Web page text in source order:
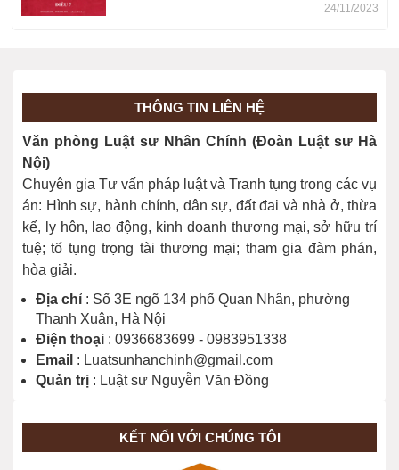
24/11/2023
Phân loại tội phạm (Điều 9)
THÔNG TIN LIÊN HỆ
Văn phòng Luật sư Nhân Chính (Đoàn Luật sư Hà
Nội)
Chuyên gia Tư vấn pháp luật và Tranh tụng trong các vụ
án: Hình sự, hành chính, dân sự, đất đai và nhà ở, thừa
kế, ly hôn, lao động, kinh doanh thương mại, sở hữu trí
tuệ; tố tụng trọng tài thương mại; tham gia đàm phán,
hòa giải.
Địa chỉ : Số 3E ngõ 134 phố Quan Nhân, phường
Thanh Xuân, Hà Nội
Điện thoại : 0936683699 - 0983951338
Email : Luatsunhanchinh@gmail.com
Quản trị : Luật sư Nguyễn Văn Đồng
KẾT NỐI VỚI CHÚNG TÔI